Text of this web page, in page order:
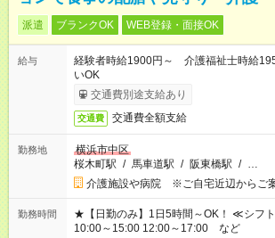
派遣 ブランクOK WEB登録・面接OK
給与
経験者時給1900円～ 介護福祉士時給
いOK
交通費別途支給あり
交通費 交通費全額支給
勤務地
横浜市中区
桜木町駅 / 馬車道駅 / 阪東橋駅 / …
介護施設や病院 ※ご自宅近辺からご
勤務時間
★【日勤のみ】1日5時間～OK！ ≪シフト例≫ 9:00～14:00
10:00～15:00 12:00～17:00 など